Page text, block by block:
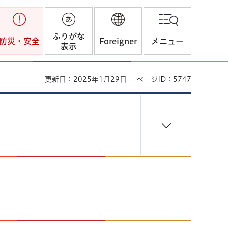
防災・安全
ふりがな
表示
Foreigner メニュー
更新日：2025年1月29日 ページID：5747